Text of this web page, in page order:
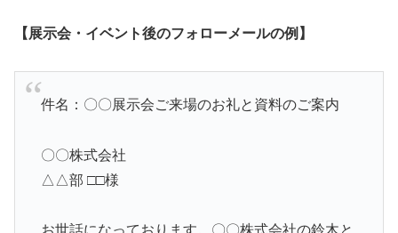
【展示会・イベント後のフォローメールの例】
件名：〇〇展示会ご来場のお礼と資料のご案内
〇〇株式会社
△△部 □□様